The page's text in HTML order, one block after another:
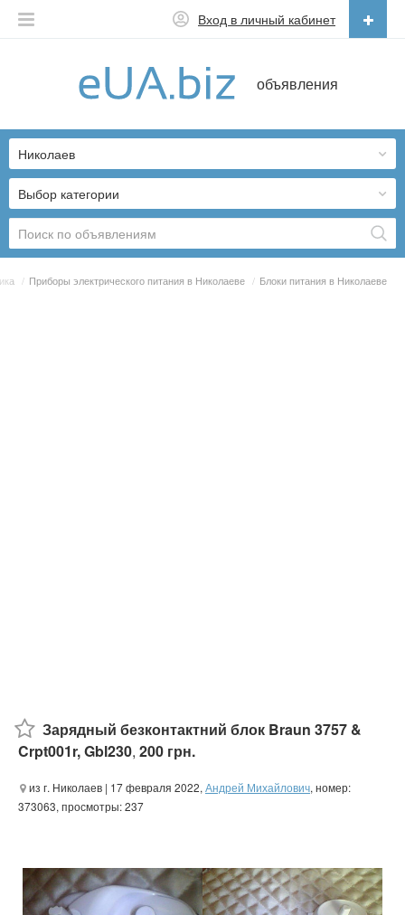
объявления
Вход в личный кабинет
Українська
Выбор категории
Николаев
/ Приборы электрического питания в Николаеве / Блоки питания в Николаеве
Зарядный безконтактний блок Braun 3757 &
Crpt001r, Gbl230, 200 грн.
из г. Николаев | 17 февраля 2022, Андрей Михайлович, номер:
373063, просмотры: 237